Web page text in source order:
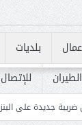
بلديات
لقاح روسي